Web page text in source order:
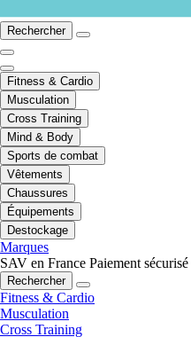
Rechercher
Fitness & Cardio
Musculation
Cross Training
Mind & Body
Sports de combat
Vêtements
Chaussures
Équipements
Destockage
Marques
SAV en France Paiement sécurisé
Rechercher
Fitness & Cardio
Musculation
Cross Training